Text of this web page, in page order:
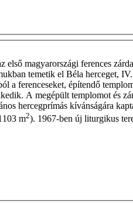
magyarországi ferences
temetik el Béla herceget,
ferenceseket, építendő
A megépült templomot és
hercegprímás kívánságára
m2). 1967-ben új liturgikus